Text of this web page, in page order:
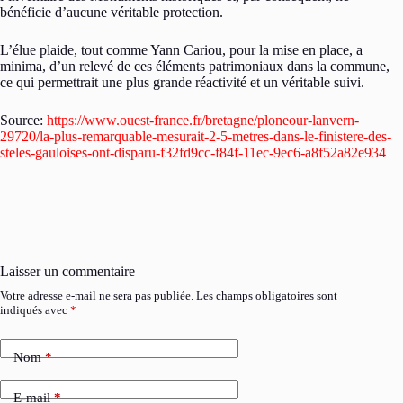
bénéficie d’aucune véritable protection.
L’élue plaide, tout comme Yann Cariou, pour la mise en place, a
minima, d’un relevé de ces éléments patrimoniaux dans la commune,
ce qui permettrait une plus grande réactivité et un véritable suivi.
Source: https://www.ouest-france.fr/bretagne/ploneour-lanvern-
29720/la-plus-remarquable-mesurait-2-5-metres-dans-le-finistere-des-
steles-gauloises-ont-disparu-f32fd9cc-f84f-11ec-9ec6-a8f52a82e934
Laisser un commentaire
Votre adresse e-mail ne sera pas publiée. Les champs obligatoires sont
indiqués avec *
Nom*
E-mail*